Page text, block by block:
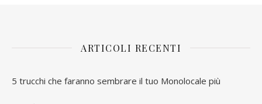
ARTICOLI RECENTI
5 trucchi che faranno sembrare il tuo Monolocale più